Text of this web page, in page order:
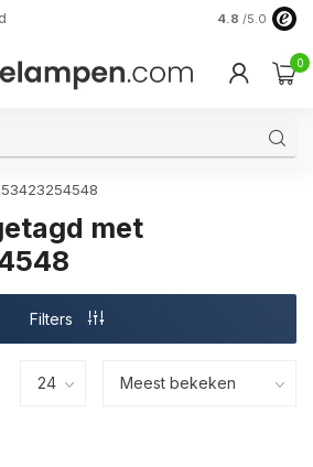
Verzending
4.8 /5.0
0
met
Filters